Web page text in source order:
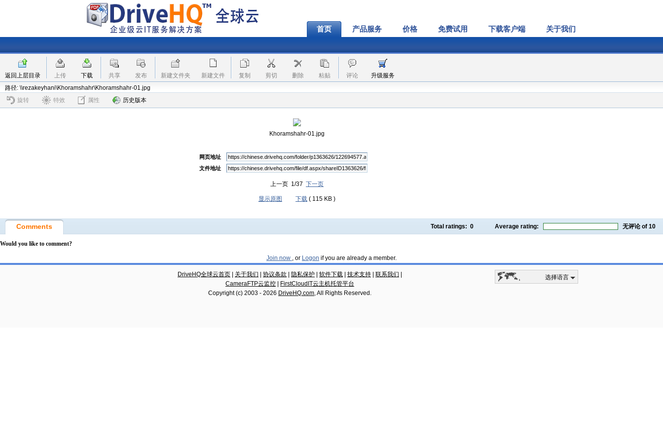
首页 产品服务 价格 免费试用 下载客户端 关于我们
返回上层目录 上传 下载 共享 发布 新建文件夹 新建文件 复制 剪切 删除 粘贴 评论
升级服务
路径: \\rezakeyhani\Khoramshahr\Khoramshahr-01.jpg
旋转
特效 属性 历史版本
Khoramshahr-01.jpg
网页地址
文件地址
上一页 1/37 下一页
显示原图 下载 ( 115 KB )
Comments Total ratings: 0 Average rating: 无评论of 10
Would you like to comment?
Join now , or Logon if you are already a member.
DriveHQ全球云首页 关于我们 协议条款 隐私保护 软件下载 技术支持 联系我们
CameraFTP云监控
FirstCloudIT云主机托管平台
Copyright (c) 2003 - 2026 DriveHQ.com, All Rights Reserved.
选择语言